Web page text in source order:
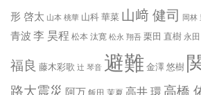
形 啓太 山本 桃華 山科 華菜 山﨑 健司 岡林
青波李 昊程 松本 汰寛 松永 翔吾 栗田 直樹 永
福良 藤木彩歌 辻 琴音 避難金澤 悠樹
路大震災 阿万 飯田 茉夏 高井 環 高橋